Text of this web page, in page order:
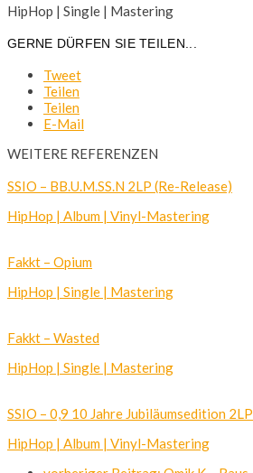
HipHop | Single | Mastering
GERNE DÜRFEN SIE TEILEN...
Tweet
Teilen
Teilen
E-Mail
WEITERE REFERENZEN
SSIO – BB.U.M.SS.N 2LP (Re-Release)
HipHop | Album | Vinyl-Mastering
Fakkt – Opium
HipHop | Single | Mastering
Fakkt – Wasted
HipHop | Single | Mastering
SSIO – 0,9 10 Jahre Jubiläumsedition 2LP
HipHop | Album | Vinyl-Mastering